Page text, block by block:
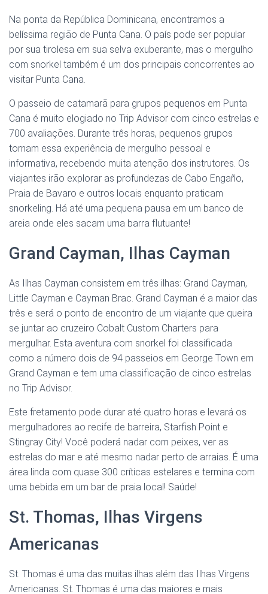
Na ponta da República Dominicana, encontramos a
belíssima região de Punta Cana. O país pode ser popular
por sua tirolesa em sua selva exuberante, mas o mergulho
com snorkel também é um dos principais concorrentes ao
visitar Punta Cana.
O passeio de catamarã para grupos pequenos em Punta
Cana é muito elogiado no Trip Advisor com cinco estrelas e
700 avaliações. Durante três horas, pequenos grupos
tornam essa experiência de mergulho pessoal e
informativa, recebendo muita atenção dos instrutores. Os
viajantes irão explorar as profundezas de Cabo Engaño,
Praia de Bavaro e outros locais enquanto praticam
snorkeling. Há até uma pequena pausa em um banco de
areia onde eles sacam uma barra flutuante!
Grand Cayman, Ilhas Cayman
As Ilhas Cayman consistem em três ilhas: Grand Cayman,
Little Cayman e Cayman Brac. Grand Cayman é a maior das
três e será o ponto de encontro de um viajante que queira
se juntar ao cruzeiro Cobalt Custom Charters para
mergulhar. Esta aventura com snorkel foi classificada
como a número dois de 94 passeios em George Town em
Grand Cayman e tem uma classificação de cinco estrelas
no Trip Advisor.
Este fretamento pode durar até quatro horas e levará os
mergulhadores ao recife de barreira, Starfish Point e
Stingray City! Você poderá nadar com peixes, ver as
estrelas do mar e até mesmo nadar perto de arraias. É uma
área linda com quase 300 críticas estelares e termina com
uma bebida em um bar de praia local! Saúde!
St. Thomas, Ilhas Virgens
Americanas
St. Thomas é uma das muitas ilhas além das Ilhas Virgens
Americanas. St. Thomas é uma das maiores e mais